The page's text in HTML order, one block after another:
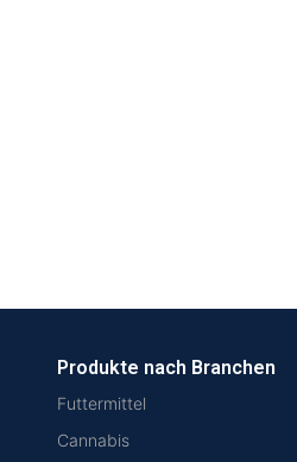
Produkte nach Branchen
Futtermittel
Cannabis